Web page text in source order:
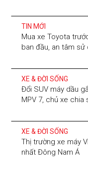
TIN MỚI
Mua xe Toyota
ban đầu, an tâm sử
XE & ĐỜI SỐNG
Đổi SUV máy dầu
MPV 7, chủ xe chia
XE & ĐỜI SỐNG
Thị trường xe máy
nhất Đông Nam Á